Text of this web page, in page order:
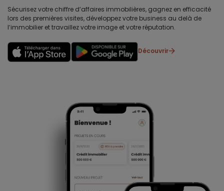
Sécurisez votre chiffre d’affaires immobilières, gagnez en efficacité
lors des premières visites, développez votre business au delà de
l’immobilier et travaillez votre image et votre réputation.
Découvrir